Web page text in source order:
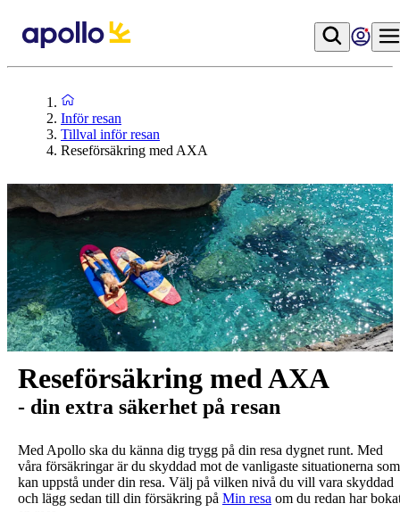
Inför resan
Tillval inför resan
Reseförsäkring med AXA
Reseförsäkring med AXA
- din extra säkerhet på resan
Med Apollo ska du känna dig trygg på din resa dygnet runt. Med
våra försäkringar är du skyddad mot de vanligaste situationerna som
kan uppstå under din resa. Välj på vilken nivå du vill vara skyddad
och lägg sedan till din försäkring på Min resa om du redan har